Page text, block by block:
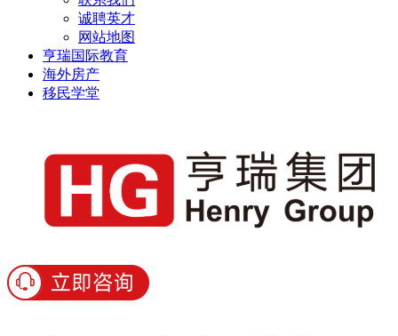
诚聘英才
网站地图
亨瑞国际教育
海外房产
移民学堂